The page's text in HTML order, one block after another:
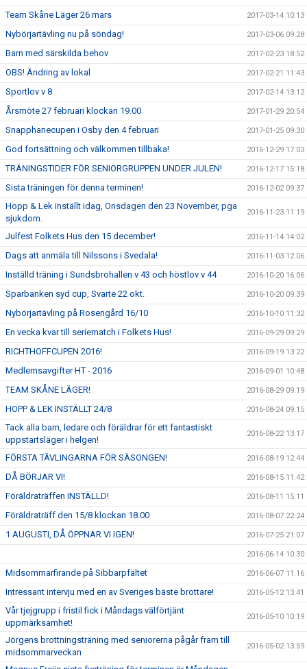
Team Skåne Läger 26 mars 2017-03-14 10:13
Nybörjartävling nu på söndag! 2017-03-06 09:28
Barn med särskilda behov 2017-02-23 18:52
OBS! Ändring av lokal 2017-02-21 11:43
Sportlov v 8 2017-02-14 13:12
Årsmöte 27 februari klockan 19.00 2017-01-29 20:54
Snapphanecupen i Osby den 4 februari 2017-01-25 09:30
God fortsättning och välkommen tillbaka! 2016-12-29 17:03
TRÄNINGSTIDER FÖR SENIORGRUPPEN UNDER JULEN! 2016-12-17 15:18
Sista träningen för denna terminen! 2016-12-02 09:37
Hopp & Lek inställt idag, Onsdagen den 23 November, pga
sjukdom.
2016-11-23 11:19
Julfest Folkets Hus den 15 december! 2016-11-14 14:02
Dags att anmäla till Nilssons i Svedala! 2016-11-03 12:06
Inställd träning i Sundsbrohallen v 43 och höstlov v 44 2016-10-20 16:06
Sparbanken syd cup, Svarte 22 okt. 2016-10-20 09:39
Nybörjartävling på Rosengård 16/10 2016-10-10 11:32
En vecka kvar till seriematch i Folkets Hus! 2016-09-29 09:29
RICHTHOFFCUPEN 2016! 2016-09-19 13:22
Medlemsavgifter HT - 2016 2016-09-01 10:48
TEAM SKÅNE LÄGER! 2016-08-29 09:19
HOPP & LEK INSTÄLLT 24/8 2016-08-24 09:15
Tack alla barn, ledare och föräldrar för ett fantastiskt
uppstartsläger i helgen!
2016-08-22 13:17
FÖRSTA TÄVLINGARNA FÖR SÄSONGEN! 2016-08-19 12:44
DÅ BÖRJAR VI! 2016-08-15 11:42
Föräldraträffen INSTÄLLD! 2016-08-11 15:11
Föräldraträff den 15/8 klockan 18.00 2016-08-07 22:24
1 AUGUSTI, DÅ ÖPPNAR VI IGEN! 2016-07-25 21:07
2016-06-14 10:30
Midsommarfirande på Sibbarpfältet 2016-06-07 11:16
Intressant intervju med en av Sveriges bäste brottare! 2016-05-12 13:41
Vår tjejgrupp i fristil fick i Måndags välförtjänt
uppmärksamhet!
2016-05-10 10:19
Jörgens brottningsträning med seniorerna pågår fram till
midsommarveckan
2016-05-02 13:59